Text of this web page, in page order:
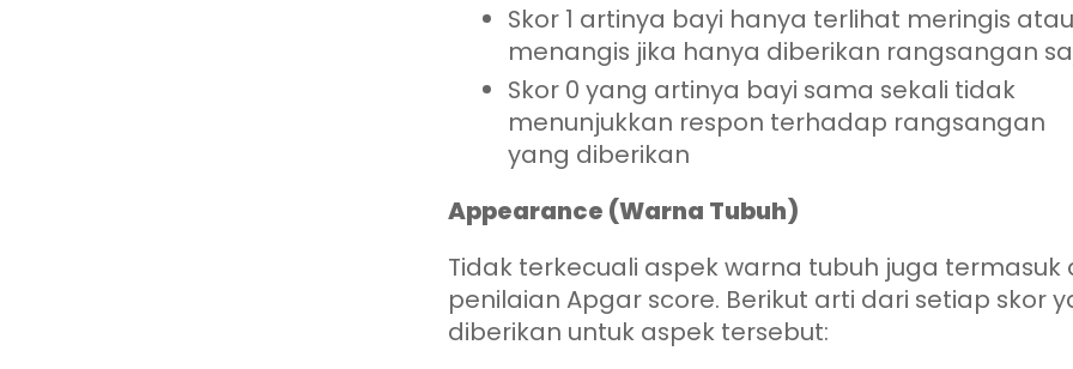
Skor 1 artinya bayi hanya terlihat meringis atau
menangis jika hanya diberikan rangsangan
Skor 0 yang artinya bayi sama sekali tidak
menunjukkan respon terhadap rangsangan
yang diberikan
Appearance (Warna Tubuh)
Tidak terkecuali aspek warna tubuh juga termasuk
penilaian Apgar score. Berikut arti dari setiap skor
diberikan untuk aspek tersebut: